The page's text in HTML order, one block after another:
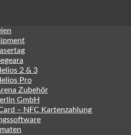
2 & 3
Pro
Zubehör
GmbH
– NFC Kartenzahlung